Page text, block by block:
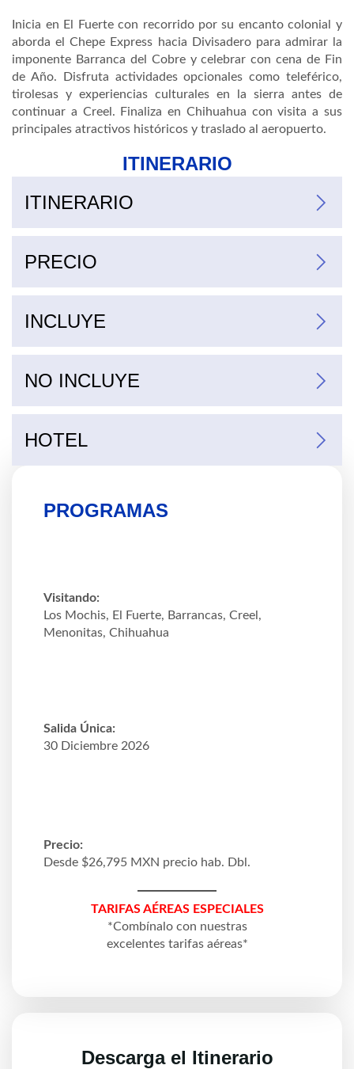
Inicia en El Fuerte con recorrido por su encanto colonial y
aborda el Chepe Express hacia Divisadero para admirar la
imponente Barranca del Cobre y celebrar con cena de Fin
de Año. Disfruta actividades opcionales como teleférico,
tirolesas y experiencias culturales en la sierra antes de
continuar a Creel. Finaliza en Chihuahua con visita a sus
principales atractivos históricos y traslado al aeropuerto.
ITINERARIO
ITINERARIO
PRECIO
INCLUYE
NO INCLUYE
HOTEL
PROGRAMAS
Visitando:
Los Mochis, El Fuerte, Barrancas, Creel,
Menonitas, Chihuahua
Salida Única:
30 Diciembre 2026
Precio:
Desde $26,795 MXN precio hab. Dbl.
TARIFAS AÉREAS ESPECIALES
*Combínalo con nuestras
excelentes tarifas aéreas*
Descarga el Itinerario